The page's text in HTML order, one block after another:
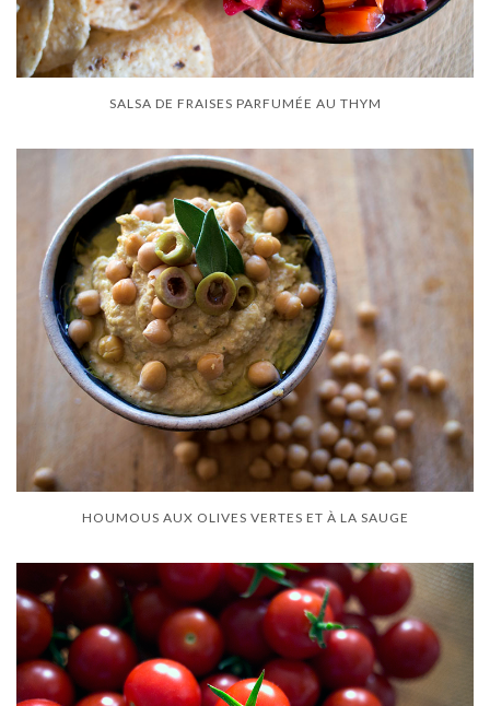
SALSA DE FRAISES PARFUMÉE AU THYM
HOUMOUS AUX OLIVES VERTES ET À LA SAUGE